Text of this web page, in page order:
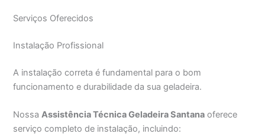
Serviços Oferecidos
Instalação Profissional
A instalação correta é fundamental para o bom
funcionamento e durabilidade da sua geladeira.
NossaAssistência Técnica Geladeira Santana oferece
serviço completo de instalação, incluindo: